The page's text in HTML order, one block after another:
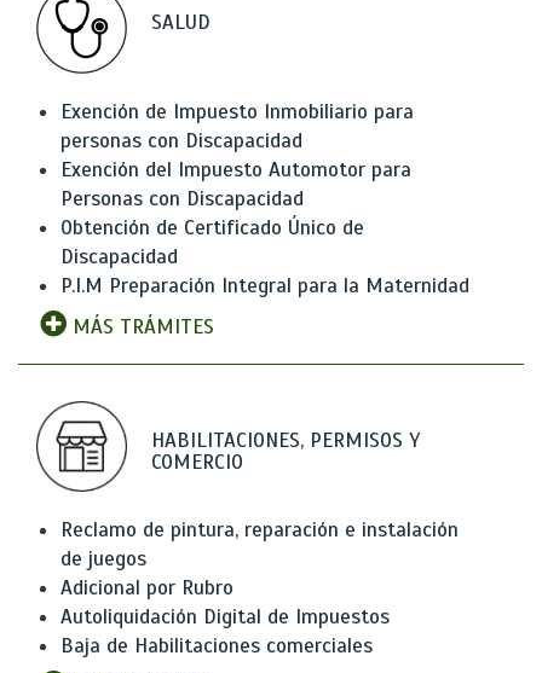
SALUD
Exención de Impuesto Inmobiliario para
personas con Discapacidad
Exención del Impuesto Automotor para
Personas con Discapacidad
Obtención de Certificado Único de
Discapacidad
P.I.M Preparación Integral para la Maternidad
MÁS TRÁMITES
HABILITACIONES, PERMISOS Y
COMERCIO
Reclamo de pintura, reparación e instalación
de juegos
Adicional por Rubro
Autoliquidación Digital de Impuestos
Baja de Habilitaciones comerciales